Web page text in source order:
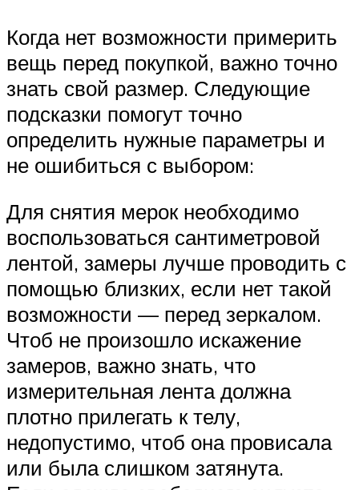
Когда нет возможности примерить
вещь перед покупкой, важно точно
знать свой размер. Следующие
подсказки помогут точно
определить нужные параметры и
не ошибиться с выбором:
Для снятия мерок необходимо
воспользоваться сантиметровой
лентой, замеры лучше проводить с
помощью близких, если нет такой
возможности — перед зеркалом.
Чтоб не произошло искажение
замеров, важно знать, что
измерительная лента должна
плотно прилегать к телу,
недопустимо, чтоб она провисала
или была слишком затянута.